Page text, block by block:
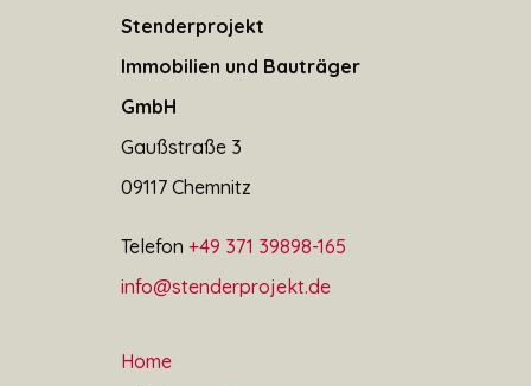
Stenderprojekt
Immobilien und Bauträger
GmbH
Gaußstraße 3
09117 Chemnitz
Telefon+49 371 39898-165
info@stenderprojekt.de
Home